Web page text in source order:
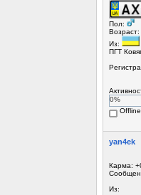
Пол:
Возраст:
Из:
ПГТ
0%
Offline
yan4ek
Карма:
Из: